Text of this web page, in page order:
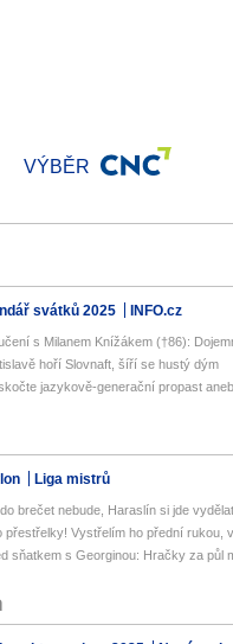
VÝBĚR
svátků 2025 INFO.cz
s Milanem Knížákem (†86):
hoří Slovnaft, šíří se hustý dým
jazykově-generační propast aneb
Liga mistrů
brečet nebude, Haraslín si jde
přestřelky! Vystřelím ho přední rukou,
sňatkem s Georginou: Hračky za půl